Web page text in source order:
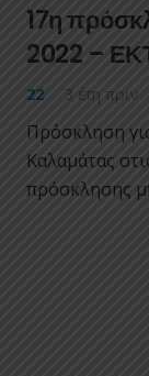
17η
2022 –
22 3 έτη πριν
Πρόσκληση
Καλαμάτας
πρόσκλησης